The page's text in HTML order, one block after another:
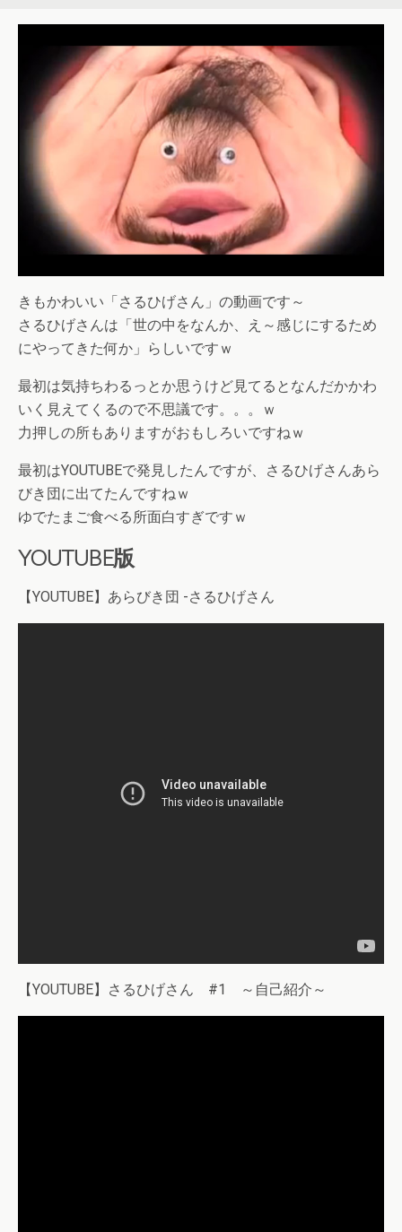
きもかわいい「さるひげさん」の動画です～
さるひげさんは「世の中をなんか、え～感じにするため
にやってきた何か」らしいですｗ
最初は気持ちわるっとか思うけど見てるとなんだかかわ
いく見えてくるので不思議です。。。ｗ
力押しの所もありますがおもしろいですねｗ
最初はYOUTUBEで発見したんですが、さるひげさんあら
びき団に出てたんですねｗ
ゆでたまご食べる所面白すぎですｗ
YOUTUBE版
【YOUTUBE】あらびき団 -さるひげさん
【YOUTUBE】さるひげさん #1 ～自己紹介～